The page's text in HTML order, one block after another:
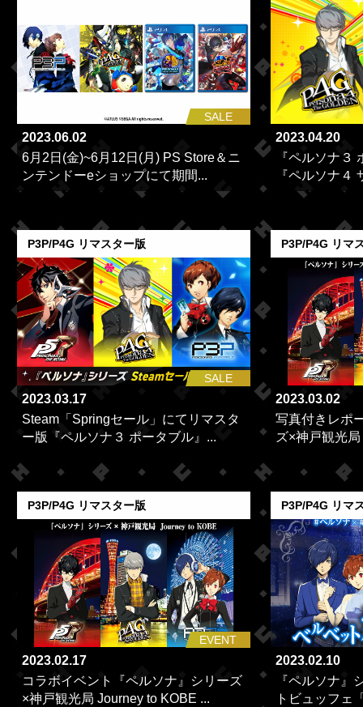
SALE
2023.06.02
6月2日(金)~6月12日(月) PS Store＆ニ
ンテンドーeショップにて期間...
2023.04.20
『ペルソナ３
『ペルソナ４
P3P/P4G リマスター版
SALE
2023.03.17
Steam「Springセール」にてリマスタ
ー版『ペルソナ３ ポータブル』...
P3P/P4G リマ
2023.03.02
写真付きレポ
ズ×神戸観光
P3P/P4G リマスター版
EVENT
2023.02.17
コラボイベント『ペルソナ』シリーズ
×神戸観光局 Journey to KOBE ...
P3P/P4G リマ
2023.02.10
『ペルソナ』
トビュッフェ